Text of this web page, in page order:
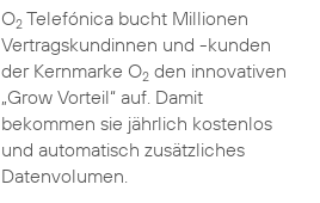
O2Telefónica bucht Millionen
Vertragskundinnen und -kunden
der Kernmarke O2den innovativen
„Grow Vorteil“ auf. Damit
bekommen sie jährlich kostenlos
und automatisch zusätzliches
Datenvolumen.